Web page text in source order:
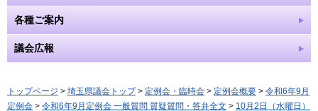
各種ご案内
議会広報
トップページ > 埼玉県議会トップ> 定例会・臨時会 > 定例会概要 > 令和6年9月
定例会 > 令和6年9月定例会 一般質問 質疑質問・答弁全文 > 10月2日（水曜日）